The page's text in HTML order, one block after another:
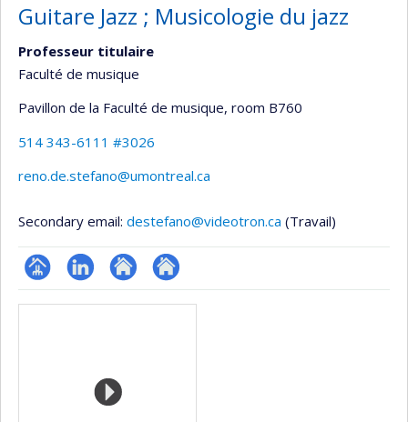
Guitare Jazz ; Musicologie du jazz
Professeur titulaire
Faculté de musique
Pavillon de la Faculté de musique, room B760
514 343-6111 #3026
reno.de.stefano@umontreal.ca
Secondary email: destefano@videotron.ca (Travail)
Page LinkedInAutre Autre
Media